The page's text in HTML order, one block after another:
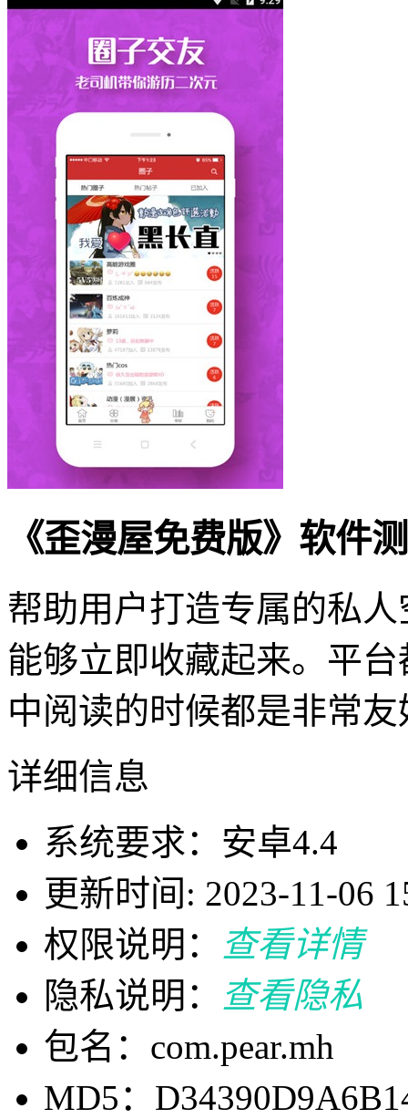
《歪漫屋免费版》软件
帮助用户打造专属的私
能够立即收藏起来。平
中阅读的时候都是非常
详细信息
系统要求：安卓4.4
更新时间: 2023-11-06
权限说明：
查看详情
隐私说明：
查看隐私
包名：com.pear.mh
MD5：